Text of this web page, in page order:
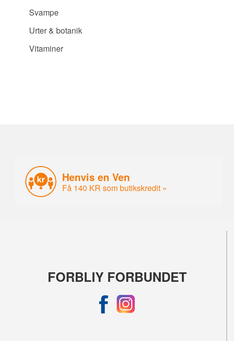
Svampe
Urter & botanik
Vitaminer
Henvis en Ven
Få 140 KR som butikskredit »
FORBLIY FORBUNDET